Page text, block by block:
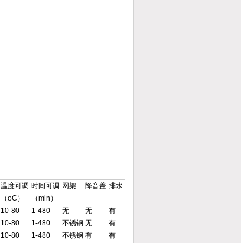
温度可调 时间可调 网架 降音盖 排水
（oC）
（min）
10-80 1-480 无 无
有
10-80 1-480 不锈钢 无
有
10-80 1-480 不锈钢 有
有